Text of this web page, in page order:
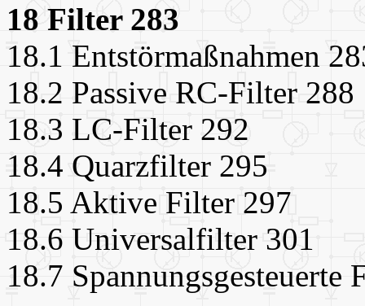
18 Filter 283
18.1 Entstörmaßnahmen
18.2 Passive RC-Filter 288
18.3 LC-Filter 292
18.4 Quarzfilter 295
18.5 Aktive Filter 297
18.6 Universalfilter 301
18.7 Spannungsgesteuerte